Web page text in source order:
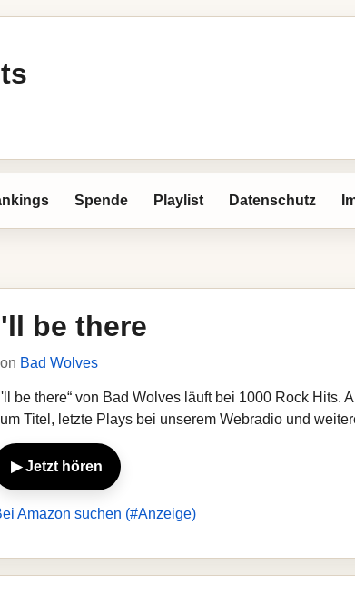
Spende Playlist Datenschutz
be there
Bad Wolves
be there“ von Bad Wolves läuft bei 1000 Rock Hits.
Titel, letzte Plays bei unserem Webradio und
▶ Jetzt hören
Amazon suchen (#Anzeige)